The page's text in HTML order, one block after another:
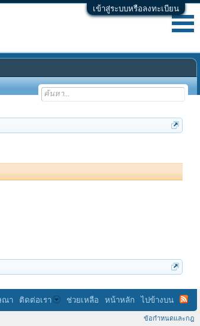
เข้าสู่ระบบหรือลงทะเบียน
ณา ติดต่อเรา ช่วยเหลือ หน้าหลัก ไปข้างบน
ข้อกำหนดและกฎ